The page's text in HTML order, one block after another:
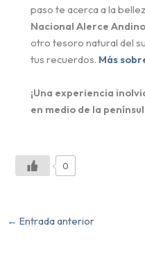
paso te acerca a la
Nacional Alerce Andino
otro tesoro natural del
tus recuerdos. Más
¡Una experiencia
en medio de la
0
← Entrada anterior